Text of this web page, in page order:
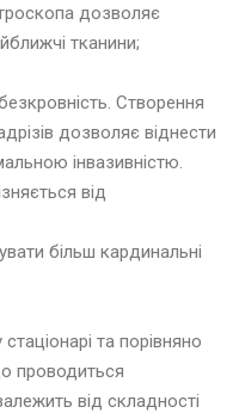
дозволяє
тканини;
Створення
дозволяє віднести
інвазивністю.
від
більш кардинальні
та порівняно
проводиться
від складності